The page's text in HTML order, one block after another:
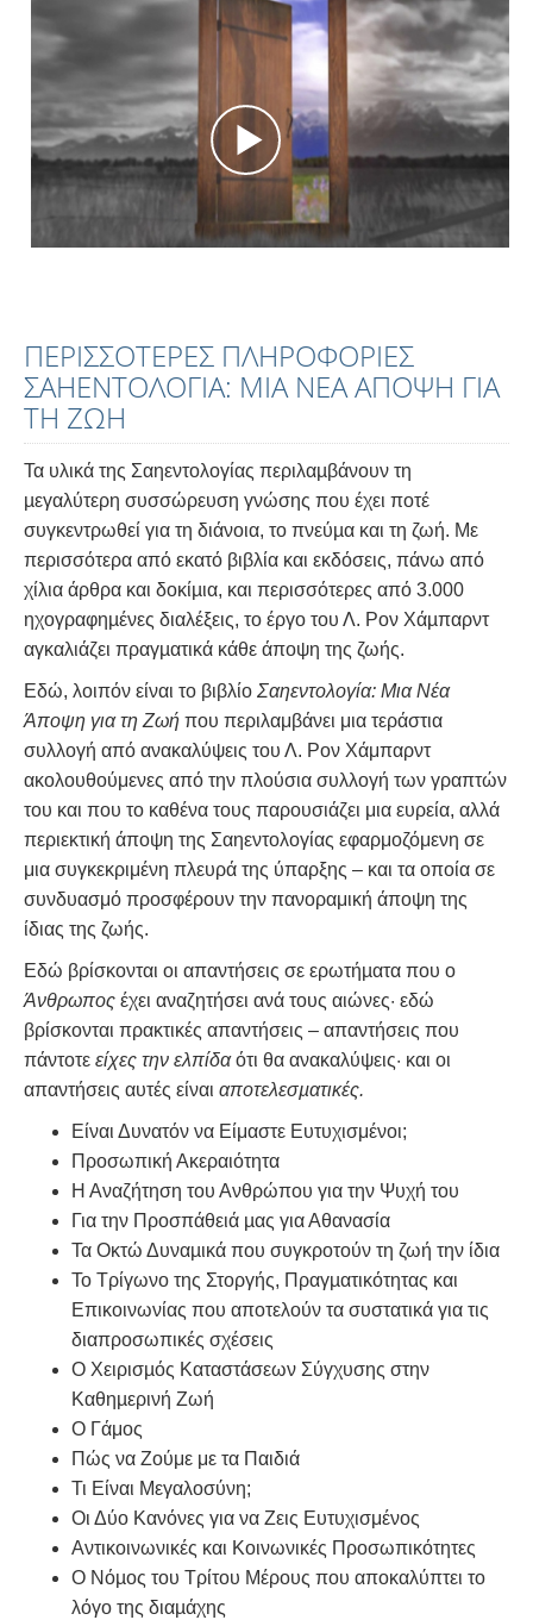
ΠΕΡΙΣΣΟΤΕΡΕΣ ΠΛΗΡΟΦΟΡΙΕΣ
ΣΑΗΕΝΤΟΛΟΓΙΑ: ΜΙΑ ΝΕΑ ΑΠΟΨΗ ΓΙΑ
ΤΗ ΖΩΗ
Τα υλικά της Σαηεντολογίας περιλαµβάνουν τη
µεγαλύτερη συσσώρευση γνώσης που έχει ποτέ
συγκεντρωθεί για τη διάνοια, το πνεύµα και τη ζωή. Με
περισσότερα από εκατό βιβλία και εκδόσεις, πάνω από
χίλια άρθρα και δοκίµια, και περισσότερες από 3.000
ηχογραφηµένες διαλέξεις, το έργο του Λ. Ρον Χάµπαρντ
αγκαλιάζει πραγµατικά κάθε άποψη της ζωής.
Εδώ, λοιπόν είναι το βιβλίο Σαηεντολογία: Μια Νέα
Άποψη για τη Ζωή που περιλαμβάνει μια τεράστια
συλλογή από ανακαλύψεις του Λ. Ρον Χάμπαρντ
ακολουθούμενες από την πλούσια συλλογή των γραπτών
του και που το καθένα τους παρουσιάζει μια ευρεία, αλλά
περιεκτική άποψη της Σαηεντολογίας εφαρμοζόμενη σε
μια συγκεκριμένη πλευρά της ύπαρξης – και τα οποία σε
συνδυασμό προσφέρουν την πανοραμική άποψη της
ίδιας της ζωής.
Εδώ βρίσκονται οι απαντήσεις σε ερωτήµατα που ο
Άνθρωπος έχει αναζητήσει ανά τους αιώνες· εδώ
βρίσκονται πρακτικές απαντήσεις – απαντήσεις που
πάντοτε είχες την ελπίδαότι θα ανακαλύψεις· και οι
απαντήσεις αυτές είναι αποτελεσµατικές.
Είναι Δυνατόν να Είμαστε Ευτυχισμένοι;
Προσωπική Ακεραιότητα
Η Αναζήτηση του Ανθρώπου για την Ψυχή του
Για την Προσπάθειά µας για Αθανασία
Τα Οκτώ Δυναµικά που συγκροτούν τη ζωή την ίδια
Το Τρίγωνο της Στοργής, Πραγµατικότητας και
Επικοινωνίας που αποτελούν τα συστατικά για τις
διαπροσωπικές σχέσεις
Ο Χειρισµός Καταστάσεων Σύγχυσης στην
Καθηµερινή Ζωή
Ο Γάμος
Πώς να Ζούμε με τα Παιδιά
Τι Είναι Μεγαλοσύνη;
Οι Δύο Κανόνες για να Ζεις Ευτυχισμένος
Αντικοινωνικές και Κοινωνικές Προσωπικότητες
Ο Νόµος του Τρίτου Μέρους που αποκαλύπτει το
λόγο της διαµάχης